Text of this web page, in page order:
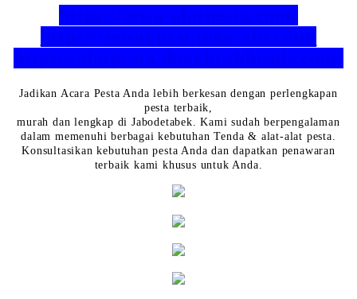
Jadikan Acara Pesta Anda lebih berkesan dengan perlengkapan
pesta terbaik,
murah dan lengkap di Jabodetabek. Kami sudah berpengalaman
dalam memenuhi berbagai kebutuhan Tenda & alat-alat pesta.
Konsultasikan kebutuhan pesta Anda dan dapatkan penawaran
terbaik kami khusus untuk Anda.